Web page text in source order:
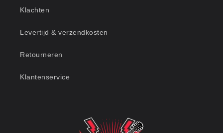
Klachten
Levertijd & verzendkosten
Retourneren
Klantenservice